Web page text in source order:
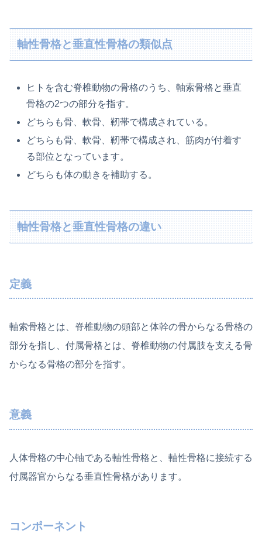
軸性骨格と垂直性骨格の類似点
ヒトを含む脊椎動物の骨格のうち、軸索骨格と垂直
骨格の2つの部分を指す。
どちらも骨、軟骨、靭帯で構成されている。
どちらも骨、軟骨、靭帯で構成され、筋肉が付着す
る部位となっています。
どちらも体の動きを補助する。
軸性骨格と垂直性骨格の違い
定義
軸索骨格とは、脊椎動物の頭部と体幹の骨からなる骨格の
部分を指し、付属骨格とは、脊椎動物の付属肢を支える骨
からなる骨格の部分を指す。
意義
人体骨格の中心軸である軸性骨格と、軸性骨格に接続する
付属器官からなる垂直性骨格があります。
コンポーネント